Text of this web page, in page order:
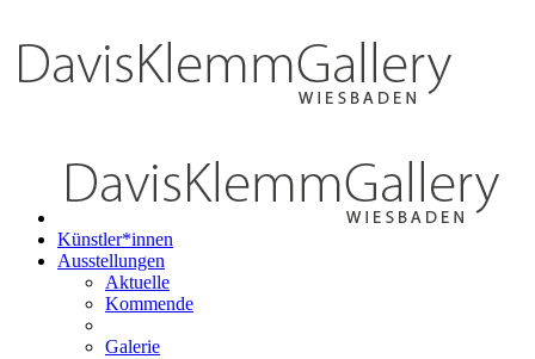
Künstler*innen
Ausstellungen
Aktuelle
Kommende
Galerie